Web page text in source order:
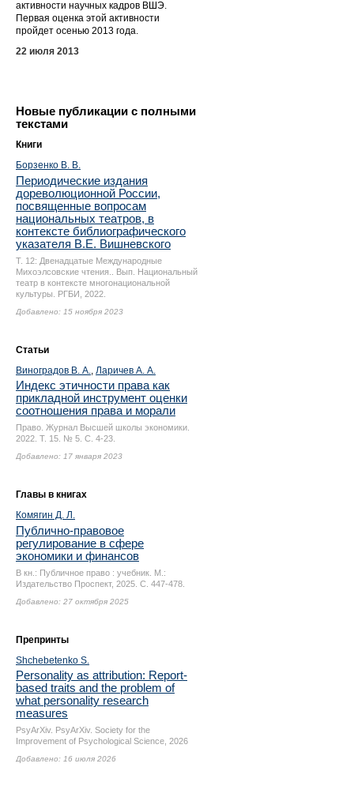
активности научных кадров ВШЭ.
Первая оценка этой активности
пройдет осенью 2013 года.
22 июля 2013
Новые публикации с полными
текстами
Книги
Борзенко В. В.
Периодические издания
дореволюционной России,
посвященные вопросам
национальных театров, в
контексте библиографического
указателя В.Е. Вишневского
Т. 12: Двенадцатые Международные
Михоэлсовские чтения.. Вып. Национальный
театр в контексте многонациональной
культуры. РГБИ, 2022.
Добавлено: 15 ноября 2023
Статьи
Виноградов В. А.
Ларичев А. А.
Индекс этичности права как
прикладной инструмент оценки
соотношения права и морали
Право. Журнал Высшей школы экономики.
2022. Т. 15. № 5. С. 4-23.
Добавлено: 17 января 2023
Главы в книгах
Комягин Д. Л.
Публично-правовое
регулирование в сфере
экономики и финансов
В кн.: Публичное право : учебник. М.:
Издательство Проспект, 2025. С. 447-478.
Добавлено: 27 октября 2025
Препринты
Shchebetenko S.
Personality as attribution: Report-
based traits and the problem of
what personality research
measures
PsyArXiv. PsyArXiv. Society for the
Improvement of Psychological Science, 2026
Добавлено: 16 июля 2026